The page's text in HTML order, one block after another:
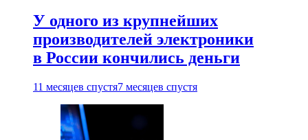
У одного из крупнейших
производителей электроники
в России кончились деньги
11 месяцев спустя7 месяцев спустя